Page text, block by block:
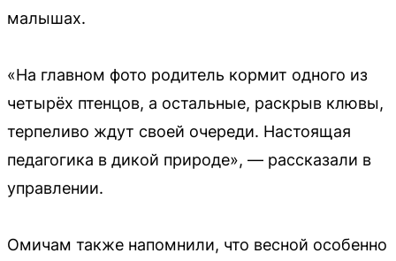
малышах.
«На главном фото родитель кормит одного из
четырёх птенцов, а остальные, раскрыв клювы,
терпеливо ждут своей очереди. Настоящая
педагогика в дикой природе», — рассказали в
управлении.
Омичам также напомнили, что весной особенно